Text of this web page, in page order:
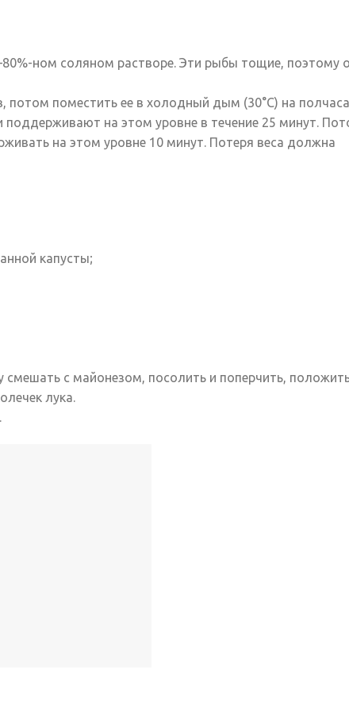
ном соляном растворе. Эти рыбы тощие, поэтому
потом поместить ее в холодный дым (30°С) на
на этом уровне в течение 25 минут.
на этом уровне 10 минут. Потеря веса должна
капусты;
смешать с майонезом, посолить и поперчить,
лука.